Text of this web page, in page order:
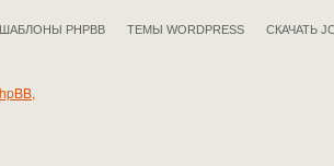
ШАБЛОНЫ PHPBB ТЕМЫ WORDPRESS СКАЧАТЬ